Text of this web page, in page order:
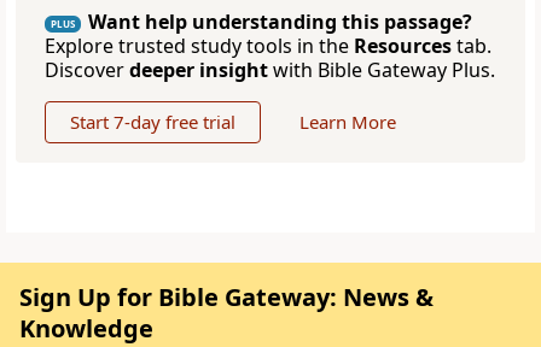
PLUS
Want help understanding this passage?
Explore trusted study tools in the Resourcestab.
Discoverdeeper insightwith Bible Gateway Plus.
Start 7-day free trial Learn More
Sign Up for Bible Gateway: News &
Knowledge